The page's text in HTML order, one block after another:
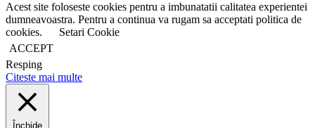
Acest site foloseste cookies pentru a imbunatatii calitatea experientei
dumneavoastra. Pentru a continua va rugam sa acceptati politica de
cookies.
Setari Cookie
ACCEPT
Resping
Citeste mai multe
Închide